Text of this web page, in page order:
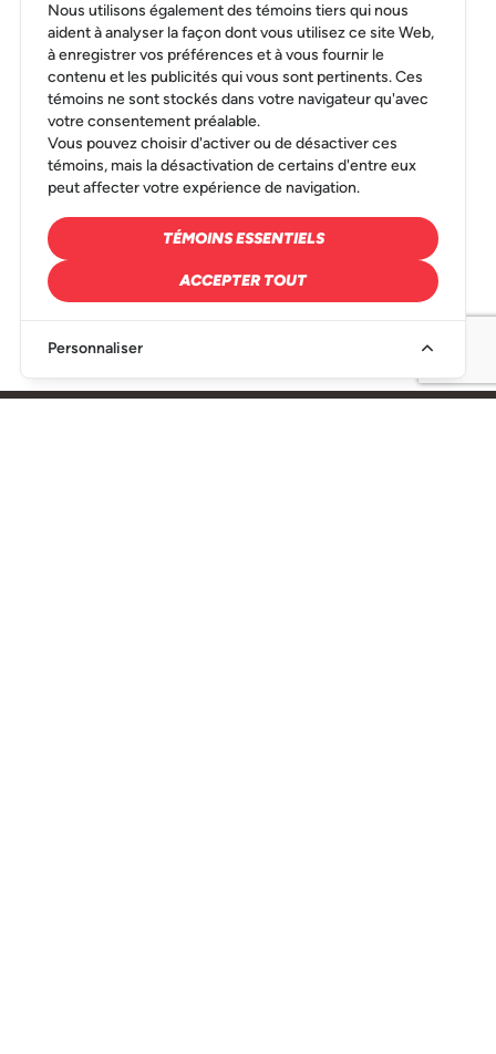
Nous utilisons également des témoins tiers qui nous
aident à analyser la façon dont vous utilisez ce site Web,
à enregistrer vos préférences et à vous fournir le
contenu et les publicités qui vous sont pertinents. Ces
témoins ne sont stockés dans votre navigateur qu'avec
votre consentement préalable.
Vous pouvez choisir d'activer ou de désactiver ces
témoins, mais la désactivation de certains d'entre eux
peut affecter votre expérience de navigation.
TÉMOINS ESSENTIELS
ACCEPTER TOUT
Personnaliser